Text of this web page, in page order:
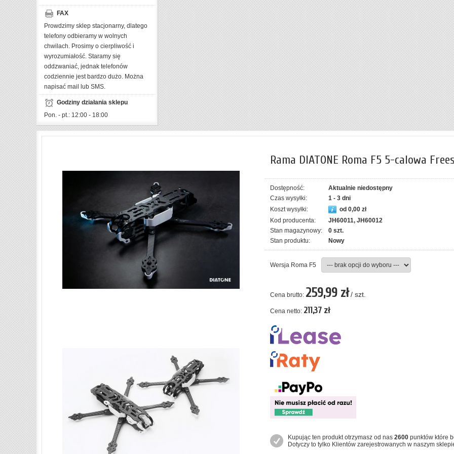
FAX
Prowdzimy sklep stacjonarny, dlatego
telefony odbieramy w wolnych
chwilach. Prosimy o cierpliwość i
wyrozumiałość. Staramy się
oddzwaniać, jednak telefonów
codziennie jest bardzo dużo. Można
napisać mail lub SMS.
Godziny działania sklepu
Pon. - pt.: 12:00 - 18:00
Rama DIATONE Roma F5 5-calowa
Dostępność:
Aktualnie niedostępny
Czas wysyłki:
1 - 3 dni
Koszt wysyłki:
od 0,00 zł
Kod producenta:
JH60011, JH60012
Stan magazynowy:
0 szt.
Stan produktu:
Nowy
Wersja Roma F5
Cena brutto: 259,99 zł/ szt.
Cena netto: 211,37 zł
Kupując ten produkt otrzymasz od nas 2600 punktów które
Dotyczy to tylko Klientów zarejestrowanych w naszym